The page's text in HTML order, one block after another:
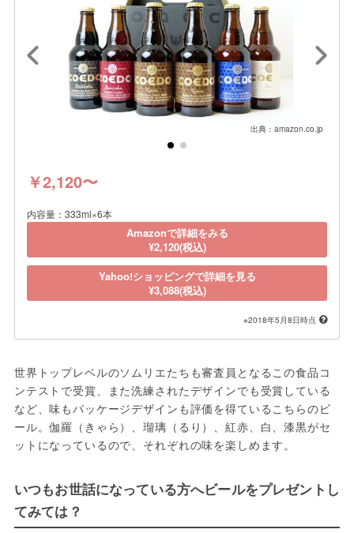
出典：amazon.co.jp
￥2,120〜
内容量：333ml×6本
Amazonで詳細をみる
¥2,120(税込)
Yahoo!ショッピングで詳細を見る
¥3,088(税込)
※2018年5月8日時点
世界トップレベルのソムリエたちも審査員となるこの食品コ
ンテストで受賞、また洗練されたデザインでも受賞している
など、味もパッケージデザインも評価を得ているこちらのビ
ール。伽羅（きゃら）、瑠璃（るり）、紅赤、白、漆黒がセ
ットになっているので、それぞれの味を楽しめます。
いつもお世話になっている方へビールをプレゼントし
てみては？